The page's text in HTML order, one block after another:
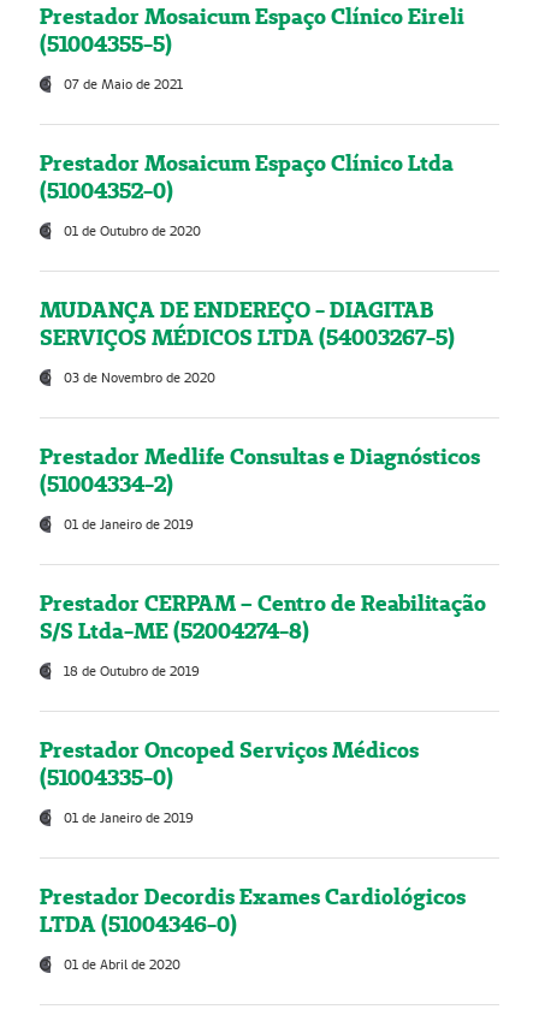
Prestador Mosaicum Espaço Clínico Eireli
(51004355-5)
07 de Maio de 2021
Prestador Mosaicum Espaço Clínico Ltda
(51004352-0)
01 de Outubro de 2020
MUDANÇA DE ENDEREÇO - DIAGITAB
SERVIÇOS MÉDICOS LTDA (54003267-5)
03 de Novembro de 2020
Prestador Medlife Consultas e Diagnósticos
(51004334-2)
01 de Janeiro de 2019
Prestador CERPAM – Centro de Reabilitação
S/S Ltda-ME (52004274-8)
18 de Outubro de 2019
Prestador Oncoped Serviços Médicos
(51004335-0)
01 de Janeiro de 2019
Prestador Decordis Exames Cardiológicos
LTDA (51004346-0)
01 de Abril de 2020